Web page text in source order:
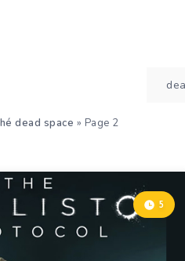
dead space » Page 2
5